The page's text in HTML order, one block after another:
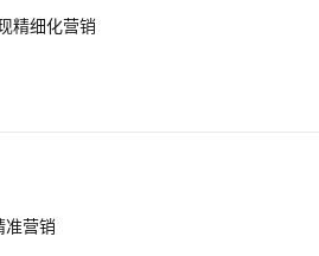
稿-王甲佳全息营销系列12
15: 企业ERP软件、网
精细化营销
准营销